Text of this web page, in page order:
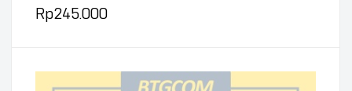
Rp245.000